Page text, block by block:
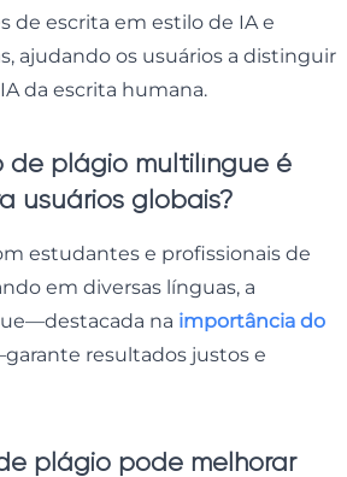
de escrita em estilo de IA e
ajudando os usuários a distinguir
da escrita humana.
de plágio multilíngue é
usuários globais?
estudantes e profissionais de
em diversas línguas, a
na importância do
resultados justos e
plágio pode melhorar